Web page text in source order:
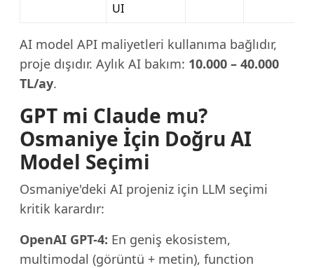
UI
AI model API maliyetleri kullanıma bağlıdır,
proje dışıdır. Aylık AI bakım: 10.000 – 40.000
TL/ay.
GPT mi Claude mu?
Osmaniye İçin Doğru AI
Model Seçimi
Osmaniye'deki AI projeniz için LLM seçimi
kritik karardır:
OpenAI GPT-4: En geniş ekosistem,
multimodal (görüntü + metin), function